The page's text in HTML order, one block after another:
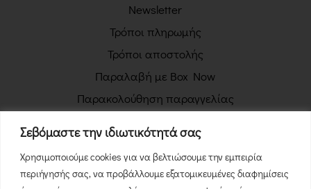
Σεβόμαστε την ιδιωτικότητά σας
Χρησιμοποιούμε cookies για να βελτιώσουμε την εμπειρία
περιήγησής σας, να προβάλλουμε εξατομικευμένες διαφημίσεις
Newsletter
Τρόποι πληρωμής
Τρόποι αποστολής
Παραλαβή με Box Now
Παρακολούθηση παραγγελίας
Όροι χρήσης
Πολιτική επιστροφών